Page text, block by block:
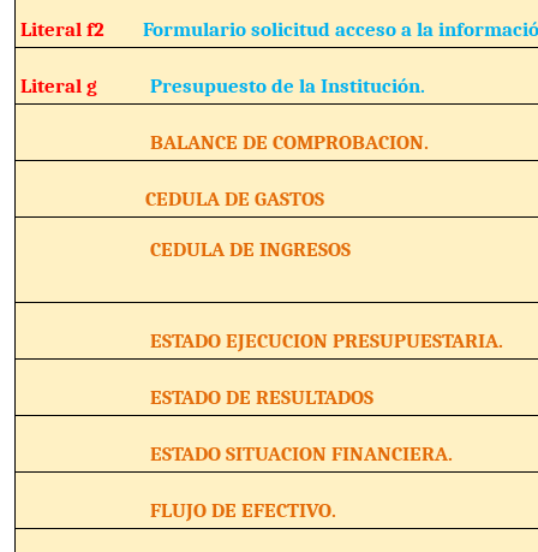
Literal f2Formulario solicitud acceso a la
Literal gPresupuesto de la Institución.
BALANCE DE COMPROBACION.
CEDULA DE GASTOS
CEDULA DE INGRESOS
ESTADO EJECUCION PRESUPUESTARIA.
ESTADO DE RESULTADOS
ESTADO SITUACION FINANCIERA.
FLUJO DE EFECTIVO.